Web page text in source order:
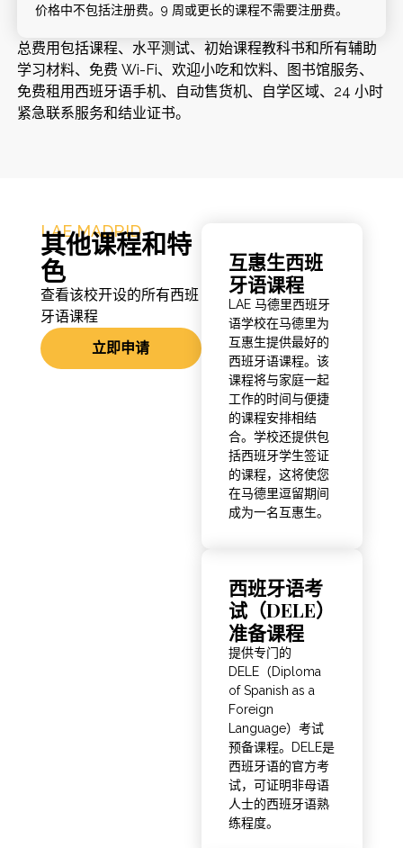
价格中不包括注册费。9 周或更长的课程不需要注册费。
总费用包括课程、水平测试、初始课程教科书和所有辅助
学习材料、免费 Wi-Fi、欢迎小吃和饮料、图书馆服务、
免费租用西班牙语手机、自动售货机、自学区域、24 小时
紧急联系服务和结业证书。
LAE MADRID
其他课程和特
色
查看该校开设的所有西班
牙语课程
立即申请
互惠生西班
牙语课程
LAE 马德里西班牙
语学校在马德里为
互惠生提供最好的
西班牙语课程。该
课程将与家庭一起
工作的时间与便捷
的课程安排相结
合。学校还提供包
括西班牙学生签证
的课程，这将使您
在马德里逗留期间
成为一名互惠生。
西班牙语考
试（DELE）
准备课程
提供专门的
DELE（Diploma
of Spanish as a
Foreign
Language）考试
预备课程。DELE是
西班牙语的官方考
试，可证明非母语
人士的西班牙语熟
练程度。